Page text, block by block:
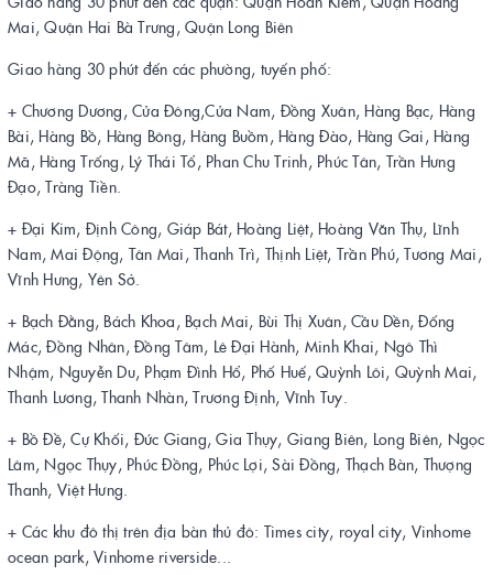
Mai, Quận Hai Bà Trưng, Quận Long Biên
Giao hàng 30 phút đến các phường, tuyến phố:
+ Chương Dương, Cửa Đông,Cửa Nam, Đồng Xuân, Hàng Bạc, Hàng
Bài, Hàng Bồ, Hàng Bông, Hàng Buồm, Hàng Đào, Hàng Gai, Hàng
Mã, Hàng Trống, Lý Thái Tổ, Phan Chu Trinh, Phúc Tân, Trần Hưng
Đạo, Tràng Tiền.
+ Đại Kim, Định Công, Giáp Bát, Hoàng Liệt, Hoàng Văn Thụ, Lĩnh
Nam, Mai Động, Tân Mai, Thanh Trì, Thịnh Liệt, Trần Phú, Tương Mai,
Vĩnh Hưng, Yên Sở.
+ Bạch Đằng, Bách Khoa, Bạch Mai, Bùi Thị Xuân, Cầu Dền, Đống
Mác, Đồng Nhân, Đồng Tâm, Lê Đại Hành, Minh Khai, Ngô Thì
Nhậm, Nguyễn Du, Phạm Đình Hổ, Phố Huế, Quỳnh Lôi, Quỳnh Mai,
Thanh Lương, Thanh Nhàn, Trương Định, Vĩnh Tuy.
+ Bồ Đề, Cự Khối, Đức Giang, Gia Thụy, Giang Biên, Long Biên, Ngọc
Lâm, Ngọc Thụy, Phúc Đồng, Phúc Lợi, Sài Đồng, Thạch Bàn, Thượng
Thanh, Việt Hưng.
+ Các khu đô thị trên địa bàn thủ đô: Times city, royal city, Vinhome
ocean park, Vinhome riverside...